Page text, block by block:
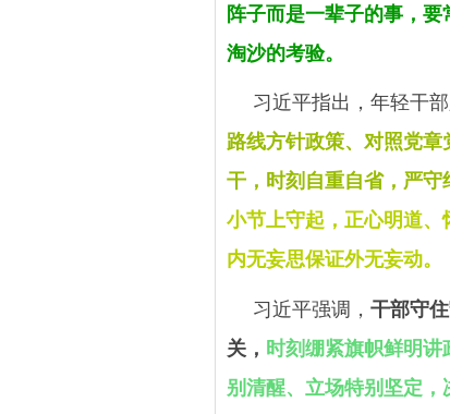
阵子而是一辈子的事，
淘沙的考验。
习近平指出，年轻干
路线方针政策、对照党
干，时刻自重自省，严守
小节上守起，正心明道、
内无妄思保证外无妄动。
习近平强调， 干部守
关， 时刻绷紧旗帜鲜明
别清醒、立场特别坚定，